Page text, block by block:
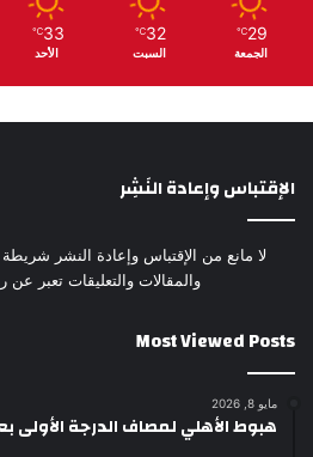
29
℃
الجمعة
32
℃
السبت
33
℃
الأحد
الإقتباس وإعادة النَشِر
لا مانع من الإقتباس وإعادة النشر
والمقالات والتعليقات تعبر
Most Viewed Posts
مايو 8, 2026
هبوط الأهلي لمصاف الدرجة الأولى